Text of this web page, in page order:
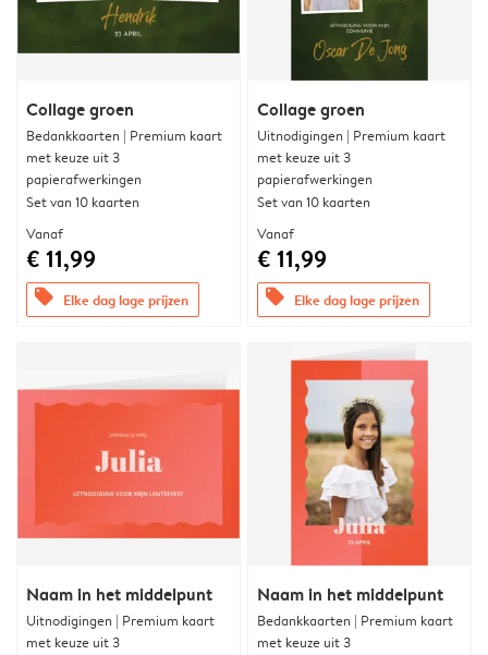
Collage groen
Bedankkaarten | Premium kaart
met keuze uit 3
papierafwerkingen
Set van 10 kaarten
Vanaf
€ 11,99
offers Elke dag lage prijzen
Collage groen
Uitnodigingen | Premium kaart
met keuze uit 3
papierafwerkingen
Set van 10 kaarten
Vanaf
€ 11,99
offers Elke dag lage prijzen
Naam in het middelpunt
Uitnodigingen | Premium kaart
met keuze uit 3
Naam in het middelpunt
Bedankkaarten | Premium kaart
met keuze uit 3